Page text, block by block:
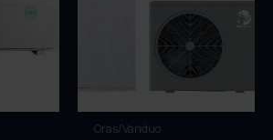
Oras/Vanduo